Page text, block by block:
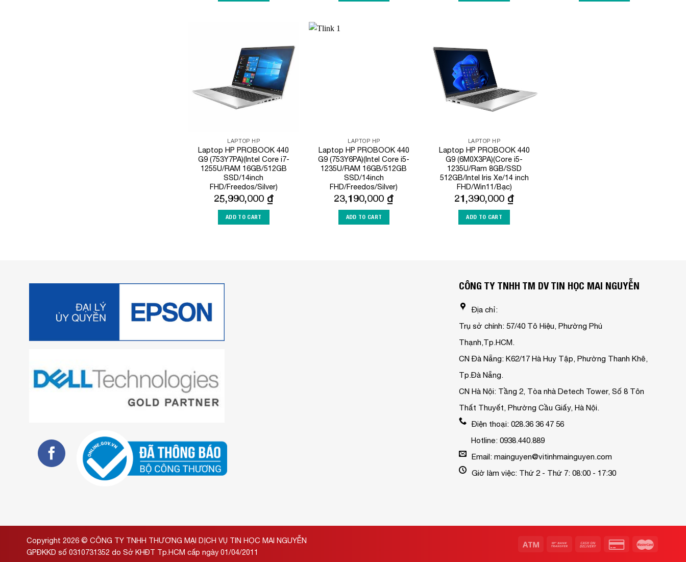
Add to
Wishlist
LAPTOP HP
Laptop HP PROBOOK 440
G9 (753Y7PA)(Intel Core i7-
1255U/RAM 16GB/512GB
SSD/14inch
FHD/Freedos/Silver)
25,990,000 ₫
ADD TO CART
LAPTOP HP
Laptop HP PROBOOK 440
G9 (753Y6PA)(Intel Core i5-
1235U/RAM 16GB/512GB
SSD/14inch
FHD/Freedos/Silver)
23,190,000 ₫
ADD TO CART
LAPTOP HP
Laptop HP PROBOOK 440
G9 (6M0X3PA)(Core i5-
1235U/Ram 8GB/SSD
512GB/Intel Iris Xe/14 inch
FHD/Win11/Bạc)
21,390,000 ₫
ADD TO CART
CÔNG TY TNHH TM DV TIN HỌC MAI NGUYỄN
Địa chỉ:
Trụ sở chính: 57/40 Tô Hiệu, Phường Phú
Thạnh,Tp.HCM.
CN Đà Nẵng: K62/17 Hà Huy Tập, Phường Thanh Khê,
Tp.Đà Nẵng.
CN Hà Nội: Tầng 2, Tòa nhà Detech Tower, Số 8 Tôn
Thất Thuyết, Phường Cầu Giấy, Hà Nội.
Điện thoại: 028.36 36 47 56
Hotline: 0938.440.889
Email: mainguyen@vitinhmainguyen.com
Giờ làm việc: Thứ 2 - Thứ 7: 08:00 - 17:30
Copyright 2026 © CÔNG TY TNHH THƯƠNG MẠI DỊCH VỤ TIN HỌC MAI NGUYỄN
GPĐKKD số 0310731352 do Sở KHĐT Tp.HCM cấp ngày 01/04/2011